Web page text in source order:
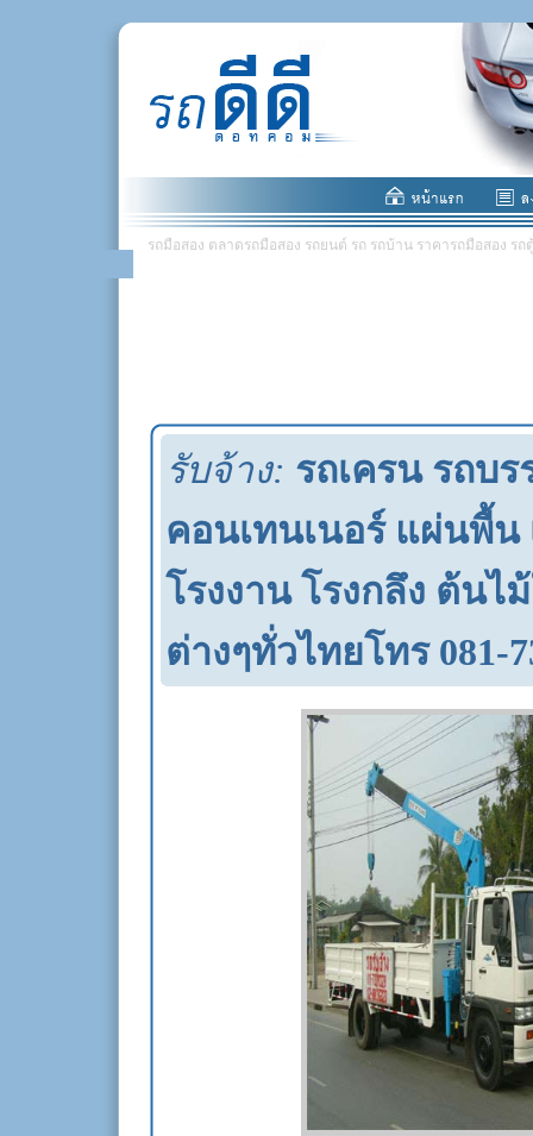
รถมือสอง ตลาดรถมือสอง รถยนต์ รถ รถบ้าน ราคารถมือสอง รถ
รับจ้าง: รถเครน รถบ
คอนเทนเนอร์ แผ่นพื้น
โรงงาน โรงกลึง ต้น
ต่างๆทั่วไทยโทร 081-